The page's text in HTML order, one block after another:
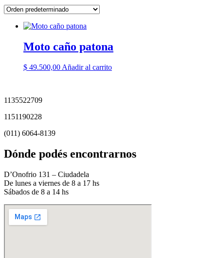
Moto caño patona
$ 49.500,00 Añadir al carrito
1135522709
1151190228
(011) 6064-8139
Dónde podés encontrarnos
D’Onofrio 131 – Ciudadela
De lunes a viernes de 8 a 17 hs
Sábados de 8 a 14 hs